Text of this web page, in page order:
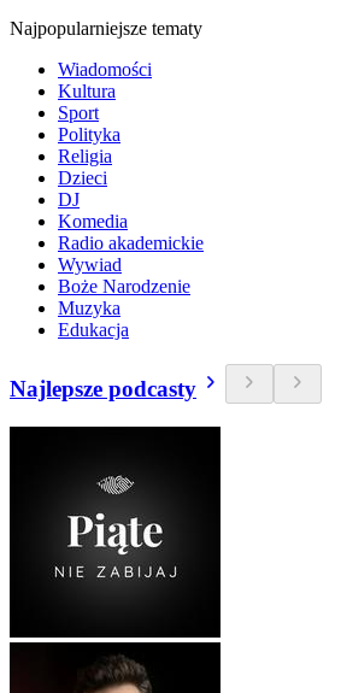
Najpopularniejsze tematy
Wiadomości
Kultura
Sport
Polityka
Religia
Dzieci
DJ
Komedia
Radio akademickie
Wywiad
Boże Narodzenie
Muzyka
Edukacja
Najlepsze podcasty